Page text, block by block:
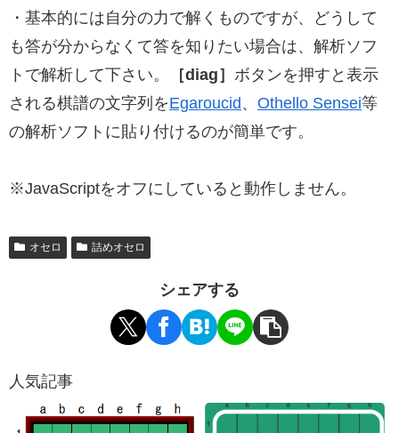
・基本的には自分の力で解くものですが、どうして
も答が分からなくて答を知りたい場合は、解析ソフ
トで解析して下さい。
［diag］ ボタンを押すと表示
される棋譜の文字列をEgaroucid、 Othello Sensei等
の解析ソフトに貼り付けるのが簡単です。
※JavaScriptをオフにしていると動作しません。
オセロ 詰めオセロ
シェアする
人気記事